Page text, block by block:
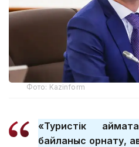
Фото: Kazinform
«Туристік
байланыс орнату,